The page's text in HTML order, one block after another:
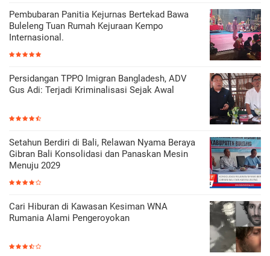
Pembubaran Panitia Kejurnas Bertekad Bawa
Buleleng Tuan Rumah Kejuraan Kempo
Internasional.
Persidangan TPPO Imigran Bangladesh, ADV
Gus Adi: Terjadi Kriminalisasi Sejak Awal
Setahun Berdiri di Bali, Relawan Nyama Beraya
Gibran Bali Konsolidasi dan Panaskan Mesin
Menuju 2029
Cari Hiburan di Kawasan Kesiman WNA
Rumania Alami Pengeroyokan